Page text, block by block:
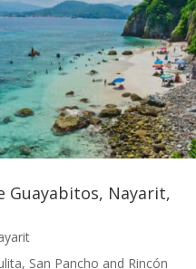
Guayabitos, Nayarit,
San Pancho and Rincón